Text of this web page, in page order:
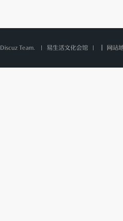
Discuz Team. 易生活文化会馆 网站